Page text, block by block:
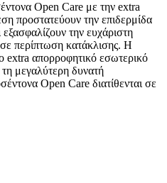
Open Care με την extra
προστατεύουν την επιδερμίδα
την ευχάριστη
περίπτωση κατάκλισης. Η
extra απορροφητικό εσωτερικό
μεγαλύτερη δυνατή
Open Care διατίθενται σε